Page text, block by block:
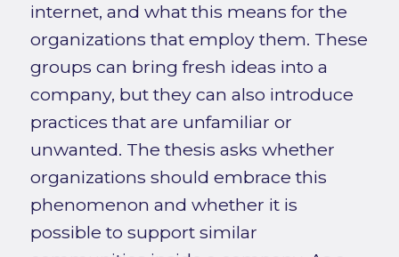
internet, and what this means for the
organizations that employ them. These
groups can bring fresh ideas into a
company, but they can also introduce
practices that are unfamiliar or
unwanted. The thesis asks whether
organizations should embrace this
phenomenon and whether it is
possible to support similar